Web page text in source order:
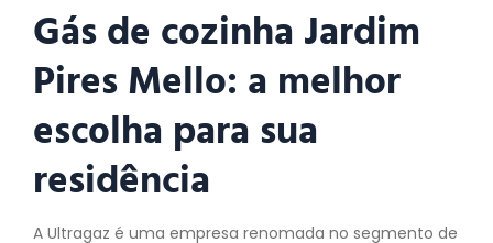
Gás de cozinha Jardim
Pires Mello: a melhor
escolha para sua
residência
A Ultragaz é uma empresa renomada no segmento de